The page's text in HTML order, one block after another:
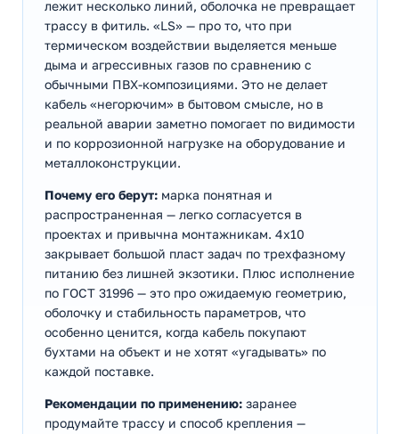
лежит несколько линий, оболочка не превращает
трассу в фитиль. «LS» — про то, что при
термическом воздействии выделяется меньше
дыма и агрессивных газов по сравнению с
обычными ПВХ-композициями. Это не делает
кабель «негорючим» в бытовом смысле, но в
реальной аварии заметно помогает по видимости
и по коррозионной нагрузке на оборудование и
металлоконструкции.
Почему его берут: марка понятная и
распространенная — легко согласуется в
проектах и привычна монтажникам. 4х10
закрывает большой пласт задач по трехфазному
питанию без лишней экзотики. Плюс исполнение
по ГОСТ 31996 — это про ожидаемую геометрию,
оболочку и стабильность параметров, что
особенно ценится, когда кабель покупают
бухтами на объект и не хотят «угадывать» по
каждой поставке.
Рекомендации по применению: заранее
продумайте трассу и способ крепления —